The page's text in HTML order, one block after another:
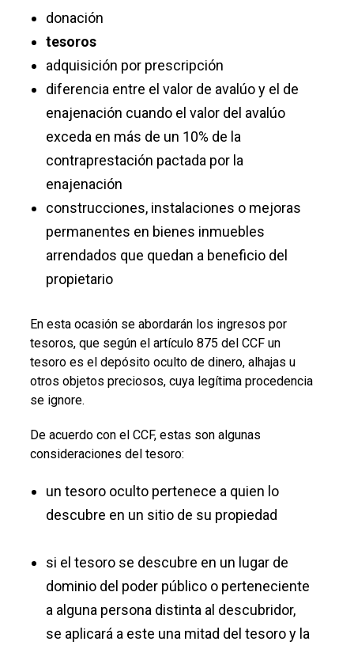
donación
tesoros
adquisición por prescripción
diferencia entre el valor de avalúo y el de
enajenación cuando el valor del avalúo
exceda en más de un 10% de la
contraprestación pactada por la
enajenación
construcciones, instalaciones o mejoras
permanentes en bienes inmuebles
arrendados que quedan a beneficio del
propietario
En esta ocasión se abordarán los ingresos por
tesoros, que según el artículo 875 del CCF un
tesoro es el depósito oculto de dinero, alhajas u
otros objetos preciosos, cuya legítima procedencia
se ignore.
De acuerdo con el CCF, estas son algunas
consideraciones del tesoro:
un tesoro oculto pertenece a quien lo
descubre en un sitio de su propiedad
si el tesoro se descubre en un lugar de
dominio del poder público o perteneciente
a alguna persona distinta al descubridor,
se aplicará a este una mitad del tesoro y la